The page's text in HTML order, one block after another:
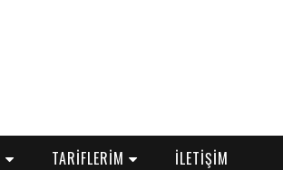
TARİFLERİM İLETİŞİM